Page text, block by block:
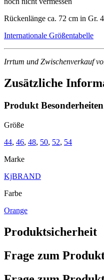
Rückenlänge ca. 72 cm in Gr.
Internationale Größentabelle
Irrtum und Zwischenverkauf
Zusätzliche
Produkt Besonderheiten
Größe
44, 46, 48, 50, 52, 54
Marke
KjBRAND
Farbe
Orange
Produktsicherheit
Frage zum